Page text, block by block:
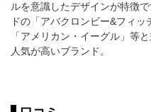
ルを意識したデザインが特徴
ドの「アバクロンビー&フィ
「アメリカン・イーグル」等
人気が高いブランド。